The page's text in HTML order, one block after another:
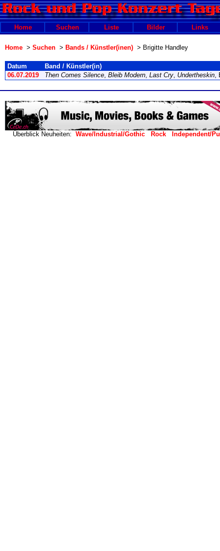
Home Suchen Liste Bilder Links
Home > Suchen > Bands / Künstler(inen) > Brigitte Handley
Datum
Band / Künstler(in)
06.07.2019
Then Comes Silence, Bleib Modern, Last Cry, Undertheskin,
Überblick Neuheiten: Wave/Industrial/Gothic Rock Independent/